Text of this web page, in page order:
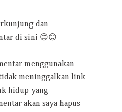
dan
di sini 😊😊
menggunakan
meninggalkan link
hidup yang
akan saya hapus